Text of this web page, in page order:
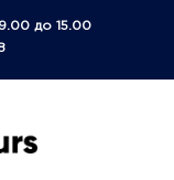
до 15.00